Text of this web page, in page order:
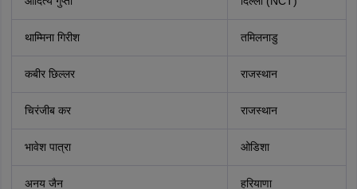
थाम्मिना गिरीश तमिलनाडु
कबीर छिल्लर राजस्थान
चिरंजीब कर राजस्थान
भावेश पात्रा ओडिशा
अनय जैन हरियाणा